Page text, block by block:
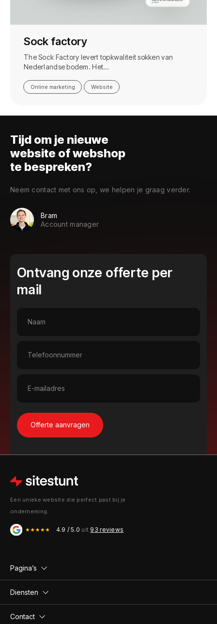
Sock factory
The Sock Factory levert topkwaliteit sokken van
Nederlandse bodem. Het…
Online marketing Website
Tijd om je nieuwe
website of webshop
te bespreken?
Neem contact met ons op, we helpen je graag verder.
Bram
Account manager
Ontvang onze offerte per
mail
Een unieke website die perfect past bij je
onderneming.
4.9 / 5.0 uit 93 reviews
Pagina’s
Diensten
Contact